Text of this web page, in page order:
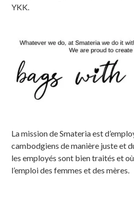
YKK.
La mission de Smateria est
cambodgiens de manière juste et
les employés sont bien traités et
l’emploi des femmes et des mères.